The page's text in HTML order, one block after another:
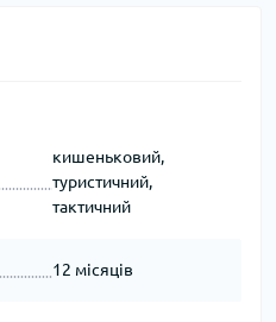
кишеньковий,
туристичний,
тактичний
12 місяців